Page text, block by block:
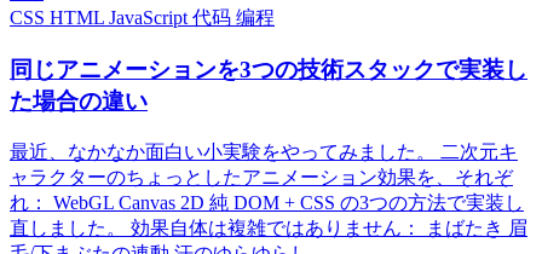
CSS HTML JavaScript 代码 编程
同じアニメーションを3つの技術スタックで実装し
た場合の違い
最近、なかなか面白い小実験をやってみました。 二次元キ
ャラクターのちょっとしたアニメーション効果を、それぞ
れ： WebGL Canvas 2D 純 DOM + CSS の3つの方法で実装し
直しました。 効果自体は複雑ではありません： まばたき 眉